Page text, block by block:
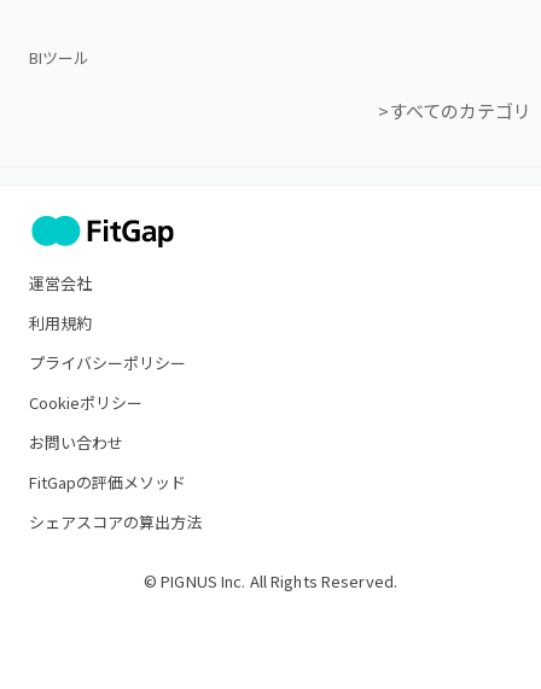
BIツール
>すべてのカテゴリ
運営会社
利用規約
プライバシーポリシー
Cookieポリシー
お問い合わせ
FitGapの評価メソッド
シェアスコアの算出方法
© PIGNUS Inc. All Rights Reserved.